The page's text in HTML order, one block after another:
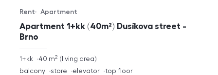
Apartment 1+kk (40m²) Dusíkova street -
Brno
Offer type
Rent
Property type
Apartment
rozměry
1+kk living area
40 m2
funkce
balcony store elevator top floor